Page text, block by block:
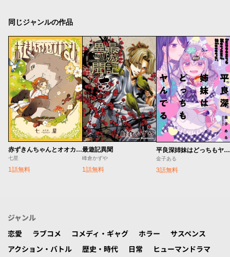
同じジャンルの作品
赤ずきんちゃんとオオカミさん
七星
1話無料
最遊記異聞
峰倉かずや
1話無料
平良深姉妹はどっちもヤんでる
金子ある
3話無料
ジャンル
恋愛
ラブコメ コメディ・ギャグ ホラー
サスペンス
アクション・バトル
歴史・時代 日常
ヒューマンドラマ